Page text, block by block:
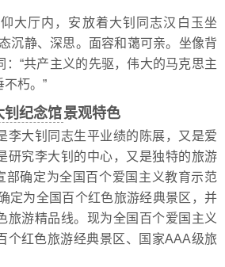
厅内，安放着大钊同志汉白玉坐
沉静、深思。面容和蔼可亲。坐像背
：“共产主义的先驱，伟大的马克思主
朽。”
钊纪念馆景观特色
大钊同志生平业绩的陈展，又是爱
研究李大钊的中心，又是独特的旅游
部确定为全国百个爱国主义教育示范
定为全国百个红色旅游经典景区，并
旅游精品线。现为全国百个爱国主义
个红色旅游经典景区、国家AAA级旅